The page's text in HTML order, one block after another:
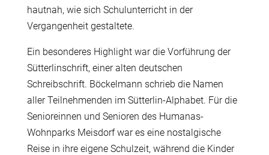
hautnah, wie sich Schulunterricht in der
Vergangenheit gestaltete.
Ein besonderes Highlight war die Vorführung der
Sütterlinschrift, einer alten deutschen
Schreibschrift. Böckelmann schrieb die Namen
aller Teilnehmenden im Sütterlin-Alphabet. Für die
Senioreinnen und Senioren des Humanas-
Wohnparks Meisdorf war es eine nostalgische
Reise in ihre eigene Schulzeit, während die Kinder